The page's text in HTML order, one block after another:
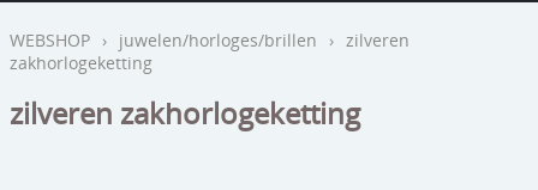
WEBSHOP
religie
WEBSHOP › juwelen/horloges/brillen › zilveren
zakhorlogeketting
zilveren zakhorlogeketting